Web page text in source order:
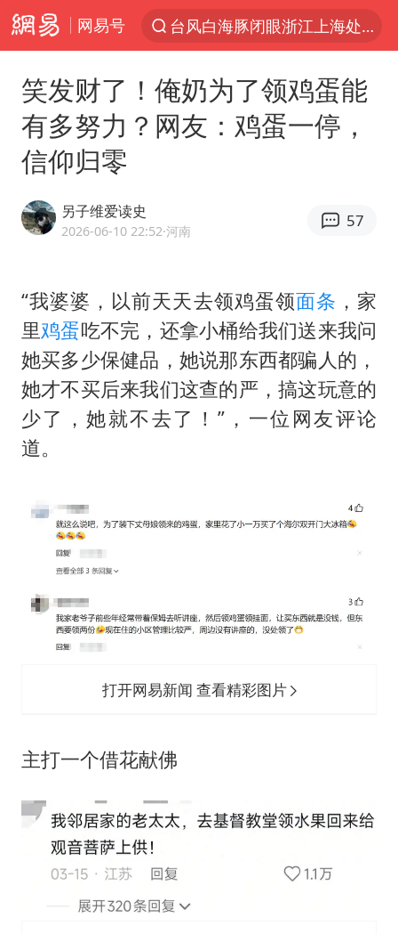
网易号
台风白海豚闭眼浙江上海处于危险半圆
香港宏福苑火灾或由烟头引起
浙江台州《告全体市民书》
泰国初中生饮弹自尽前开了26枪
多所高校取消艺考
云南一地村民过火把节意外灼伤16人
店主称换“青海拉面”招牌后生意更好
上半年国内居民出游人次34.63亿
“准2万亿”之城点名支持三所大学
习近平心系体育强国建设
笑发财了！俺奶为了领鸡蛋能
有多努力？网友：鸡蛋一停，
信仰归零
另子维爱读史
2026-06-10 22:52·河南
57
“我婆婆，以前天天去领鸡蛋领面条 ，家
里鸡蛋吃不完，还拿小桶给我们送来我问
她买多少保健品，她说那东西都骗人的，
她才不买后来我们这查的严，搞这玩意的
少了，她就不去了！”，一位网友评论
道。
打开网易新闻 查看精彩图片
主打一个借花献佛